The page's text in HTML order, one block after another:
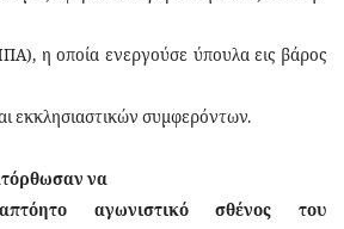
η οποία ενεργούσε ύπουλα εις βάρος
εκκλησιαστικών συμφερόντων.
να
αγωνιστικό σθένος του